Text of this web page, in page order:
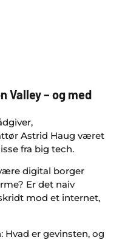
Valley – og med
Astrid Haug været
fra big tech.
digital borger
Er det naiv
mod et internet,
er gevinsten, og